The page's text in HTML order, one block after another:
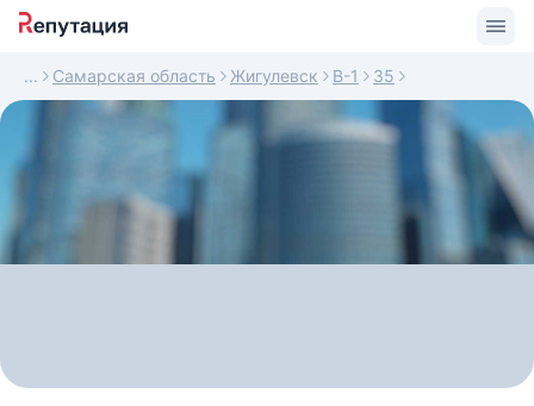
Самарская область Жигулевск В-1 35